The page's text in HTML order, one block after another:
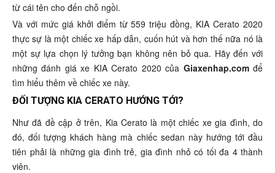
từ cái tên cho đến chỗ ngồi.
Và với mức giá khởi điểm từ 559 triệu đồng, KIA Cerato 2020
thực sự là một chiếc xe hấp dẫn, cuốn hút và hơn thế nữa nó là
một sự lựa chọn lý tưởng bạn không nên bỏ qua. Hãy đến với
những đánh giá xe KIA Cerato 2020 của Giaxenhap.comđể
tìm hiểu thêm về chiếc xe này.
ĐỐI TƯỢNG KIA CERATO HƯỚNG TỚI?
Như đã đề cập ở trên, Kia Cerato là một chiếc xe gia đình, do
đó, đối tượng khách hàng mà chiếc sedan này hướng tới đầu
tiên phải là những gia đình trẻ, gia đình nhỏ có tối đa 4 thành
viên.